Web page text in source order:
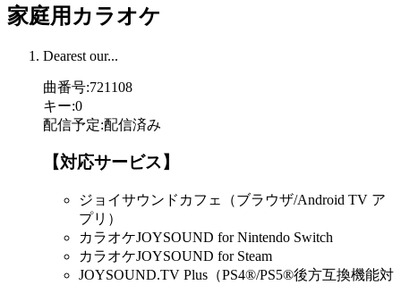
家庭用カラオケ
Dearest our...
曲番号:721108
キー:0
配信予定:配信済み
【対応サービス】
ジョイサウンドカフェ（ブラウザ/Android TV ア
プリ）
カラオケJOYSOUND for Nintendo Switch
カラオケJOYSOUND for Steam
JOYSOUND.TV Plus（PS4®/PS5®後方互換機能対